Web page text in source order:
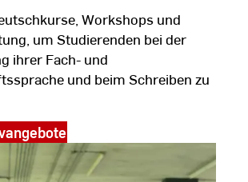
Workshops und
um Studierenden bei der
ihrer Fach- und
und beim Schreiben zu